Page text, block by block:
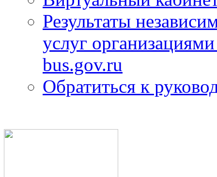
Результаты
услуг
bus.gov.ru
Обратиться к